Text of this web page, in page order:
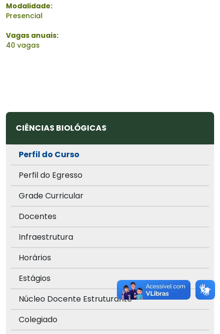
Modalidade:
Presencial
Vagas anuais:
40 vagas
CIÊNCIAS BIOLÓGICAS
Perfil do Curso
Perfil do Egresso
Grade Curricular
Docentes
Infraestrutura
Horários
Estágios
Núcleo Docente Estruturante
Colegiado